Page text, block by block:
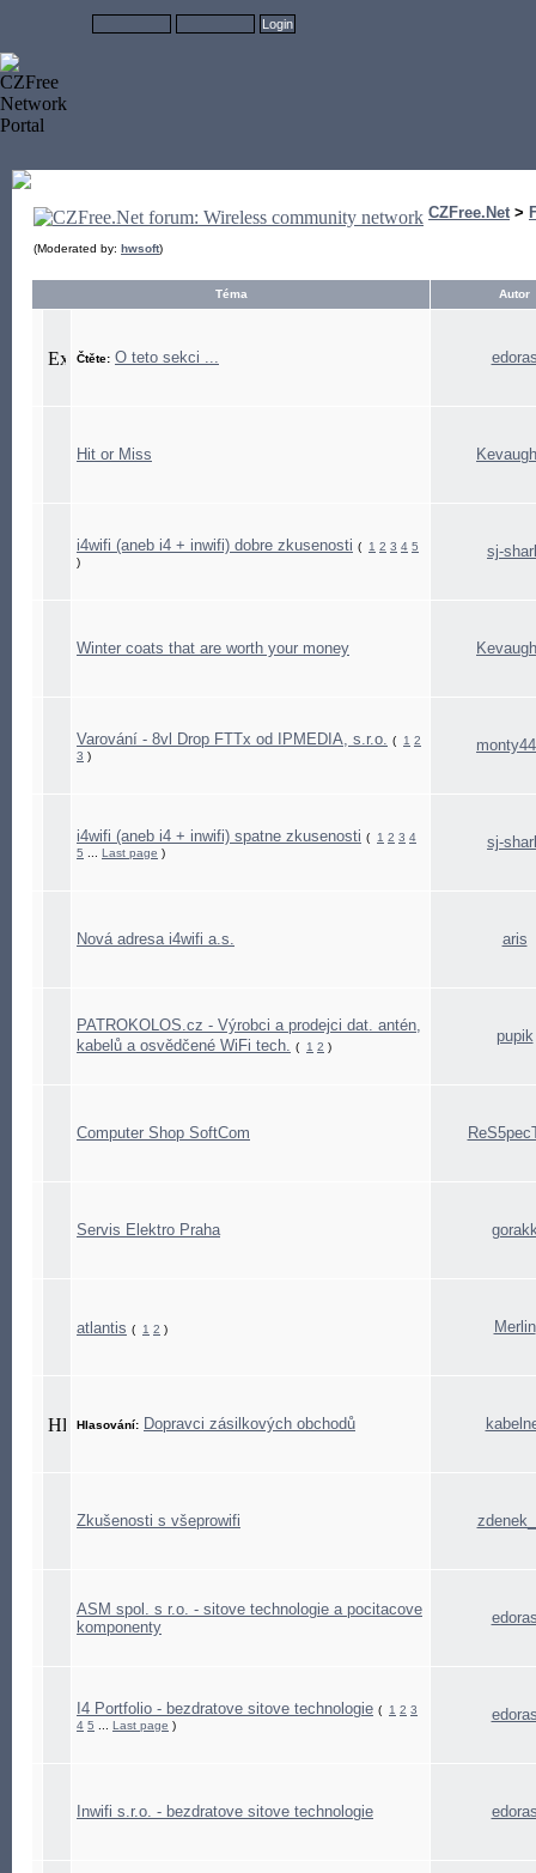
CZFree.Net >
(Moderated by: hwsoft)
Téma Autor
Čtěte: O teto sekci ...
Hit or Miss
i4wifi (aneb i4 + inwifi) dobre zkusenosti ( 1 2 3 4 5
)
sj-
Winter coats that are worth your money
Varování - 8vl Drop FTTx od IPMEDIA, s.r.o. ( 1 2
3 )
i4wifi (aneb i4 + inwifi) spatne zkusenosti ( 1 2 3 4
5
Last page )
sj-
Nová adresa i4wifi a.s. aris
PATROKOLOS.cz - Výrobci a prodejci dat. antén,
kabelů a osvědčené WiFi tech. ( 1 2 )
pupik
Computer Shop SoftCom
Servis Elektro Praha
atlantis ( 1 2 ) Merlin
Hlasování: Dopravci zásilkových obchodů
Zkušenosti s všeprowifi
ASM spol. s r.o. - sitove technologie a pocitacove
komponenty
I4 Portfolio - bezdratove sitove technologie ( 1 2 3
4 5 Last page )
Inwifi s.r.o. - bezdratove sitove technologie